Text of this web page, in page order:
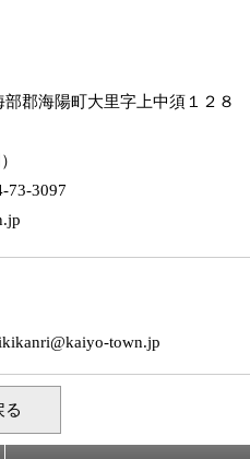
郡海陽町大里字上中須１２８
3097
town.jp
る